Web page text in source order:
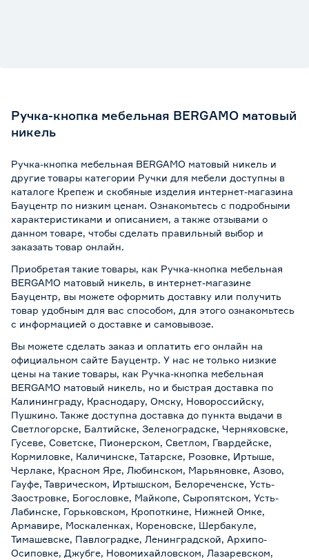
Ручка-кнопка мебельная BERGAMO матовый
никель
Ручка-кнопка мебельная BERGAMO матовый никель и
другие товары категории Ручки для мебели доступны в
каталоге Крепеж и скобяные изделия интернет-магазина
Бауцентр по низким ценам. Ознакомьтесь с подробными
характеристиками и описанием, а также отзывами о
данном товаре, чтобы сделать правильный выбор и
заказать товар онлайн.
Приобретая такие товары, как Ручка-кнопка мебельная
BERGAMO матовый никель, в интернет-магазине
Бауцентр, вы можете оформить доставку или получить
товар удобным для вас способом, для этого ознакомьтесь
с информацией о доставке и самовывозе.
Вы можете сделать заказ и оплатить его онлайн на
официальном сайте Бауцентр. У нас не только низкие
цены на такие товары, как Ручка-кнопка мебельная
BERGAMO матовый никель, но и быстрая доставка по
Калининграду, Краснодару, Омску, Новороссийску,
Пушкино. Также доступна доставка до пункта выдачи в
Светлогорске, Балтийске, Зеленоградске, Черняховске,
Гусеве, Советске, Пионерском, Светлом, Гвардейске,
Кормиловке, Каличинске, Татарске, Розовке, Иртыше,
Черлаке, Красном Яре, Любинском, Марьяновке, Азово,
Гауфе, Таврическом, Иртышском, Белореченске, Усть-
Заостровке, Богословке, Майкопе, Сыропятском, Усть-
Лабинске, Горьковском, Кропоткине, Нижней Омке,
Армавире, Москаленках, Кореновске, Шербакуле,
Тимашевске, Павлоградке, Ленинградской, Архипо-
Осиповке, Джубге, Новомихайловском, Лазаревском,